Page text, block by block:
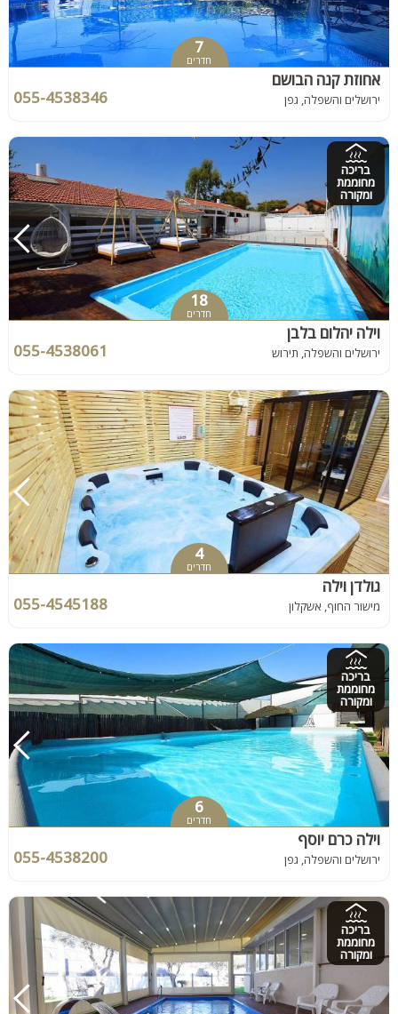
7
חדרים
אחוזת קנה הבושם
ירושלים והשפלה, גפן 055-4538346
בריכה
מחוממת
ומקורה
18
חדרים
וילה יהלום בלבן
ירושלים והשפלה, תירוש 055-4538061
4
חדרים
גולדן וילה
מישור החוף, אשקלון 055-4545188
בריכה
מחוממת
ומקורה
6
חדרים
וילה כרם יוסף
ירושלים והשפלה, גפן 055-4538200
בריכה
מחוממת
ומקורה